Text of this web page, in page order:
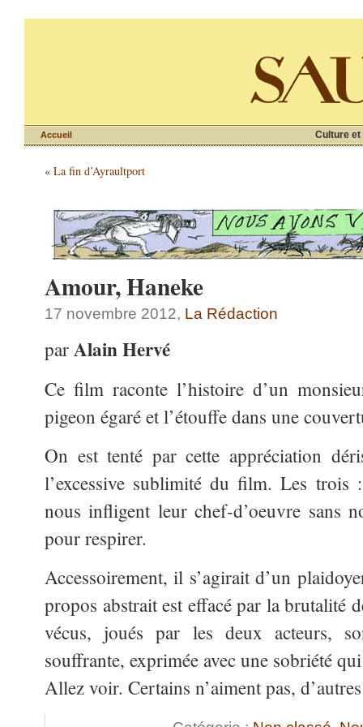
Culture et
Accueil
« La fin d’Ayraultport
Amour, Haneke
17 novembre 2012, La Rédaction
parAlain Hervé
Ce film raconte l’histoire d’un
pigeon égaré et l’étouffe dans une
On est tenté par cette appréciation
l’excessive sublimité dufilm. Les trois
nous infligent leur chef-d’oeuvre sans
pour respirer.
Accessoirement, il s’agirait d’un
propos abstrait est effacé par la brutalité
vécus, joués par les deux acteurs,
souffrante, exprimée avec une sobriété
Allez voir. Certains n’aiment pas,